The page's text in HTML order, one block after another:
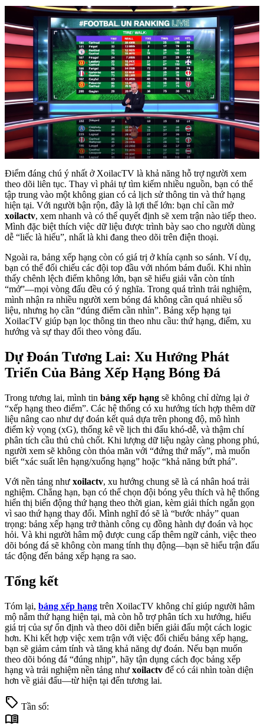
Điểm đáng chú ý nhất ở XoilacTV là khả năng hỗ trợ người xem
theo dõi liên tục. Thay vì phải tự tìm kiếm nhiều nguồn, bạn có thể
tập trung vào một không gian có cả lịch sử thông tin và thứ hạng
hiện tại. Với người bận rộn, đây là lợi thế lớn: bạn chỉ cần mở
xoilactv, xem nhanh và có thể quyết định sẽ xem trận nào tiếp theo.
Mình đặc biệt thích việc dữ liệu được trình bày sao cho người dùng
dễ “liếc là hiểu”, nhất là khi đang theo dõi trên điện thoại.
Ngoài ra, bảng xếp hạng còn có giá trị ở khía cạnh so sánh. Ví dụ,
bạn có thể đối chiếu các đội top đầu với nhóm bám đuổi. Khi nhìn
thấy chênh lệch điểm không lớn, bạn sẽ hiểu giải vẫn còn tính
“mở”—mọi vòng đấu đều có ý nghĩa. Trong quá trình trải nghiệm,
mình nhận ra nhiều người xem bóng đá không cần quá nhiều số
liệu, nhưng họ cần “đúng điểm cần nhìn”. Bảng xếp hạng tại
XoilacTV giúp bạn lọc thông tin theo nhu cầu: thứ hạng, điểm, xu
hướng và sự thay đổi theo vòng đấu.
Dự Đoán Tương Lai: Xu Hướng Phát
Triển Của Bảng Xếp Hạng Bóng Đá
Trong tương lai, mình tin bảng xếp hạng sẽ không chỉ dừng lại ở
“xếp hạng theo điểm”. Các hệ thống có xu hướng tích hợp thêm dữ
liệu nâng cao như dự đoán kết quả dựa trên phong độ, mô hình
điểm kỳ vọng (xG), thống kê về lịch thi đấu khó-dễ, và thậm chí
phân tích cầu thủ chủ chốt. Khi lượng dữ liệu ngày càng phong phú,
người xem sẽ không còn thỏa mãn với “đứng thứ mấy”, mà muốn
biết “xác suất lên hạng/xuống hạng” hoặc “khả năng bứt phá”.
Với nền tảng như xoilactv, xu hướng chung sẽ là cá nhân hoá trải
nghiệm. Chẳng hạn, bạn có thể chọn đội bóng yêu thích và hệ thống
hiển thị biến động thứ hạng theo thời gian, kèm giải thích ngắn gọn
vì sao thứ hạng thay đổi. Mình nghĩ đó sẽ là “bước nhảy” quan
trọng: bảng xếp hạng trở thành công cụ đồng hành dự đoán và học
hỏi. Và khi người hâm mộ được cung cấp thêm ngữ cảnh, việc theo
dõi bóng đá sẽ không còn mang tính thụ động—bạn sẽ hiểu trận đấu
tác động đến bảng xếp hạng ra sao.
Tổng kết
Tóm lại, bảng xếp hạng trên XoilacTV không chỉ giúp người hâm
mộ nắm thứ hạng hiện tại, mà còn hỗ trợ phân tích xu hướng, hiểu
giá trị của sự ổn định và theo dõi diễn biến giải đấu một cách logic
hơn. Khi kết hợp việc xem trận với việc đối chiếu bảng xếp hạng,
bạn sẽ giảm cảm tính và tăng khả năng dự đoán. Nếu bạn muốn
theo dõi bóng đá “đúng nhịp”, hãy tận dụng cách đọc bảng xếp
hạng và trải nghiệm nền tảng như xoilactv để có cái nhìn toàn diện
hơn về giải đấu—từ hiện tại đến tương lai.
sell Tần số:
menu_book